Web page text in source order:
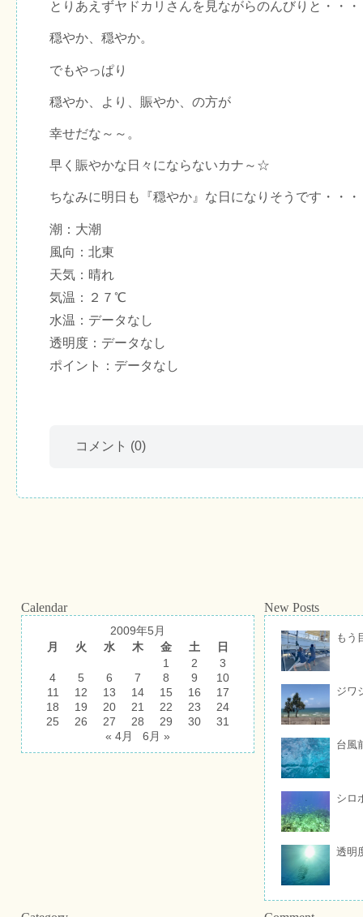
とりあえずヤドカリさんを見ながらのんびりと・・
穏やか、穏やか。
でもやっぱり
穏やか、より、賑やか、の方が
幸せだな～～。
早く賑やかな日々にならないカナ～☆
ちなみに明日も『穏やか』な日になりそうです・・
潮：大潮
風向：北東
天気：晴れ
気温：２７℃
水温：データなし
透明度：データなし
ポイント：データなし
コメント (0)
Calendar
2009年5月
月
火 水 木 金 土
日
1
2
3
4
5 6 7 8 9
10
11
12 13 14 15 16
17
18
19 20 21 22 23
24
25
26 27 28 29 30
31
« 4月
6月 »
New Posts
もう
ジワ
台風
シロ
透明